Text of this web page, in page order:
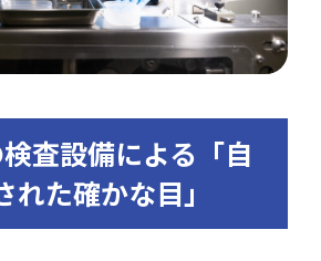
査設備による「自
れた確かな目」